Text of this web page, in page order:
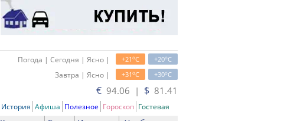
+20oC
+21oC
Погода | Сегодня | Ясно |
+30oC
+31oC
Завтра | Ясно |
€ 94.06 | $ 81.41
История Афиша Полезное Гороскоп Гостевая